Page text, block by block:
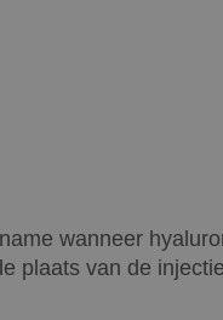
wanneer
plaats van de